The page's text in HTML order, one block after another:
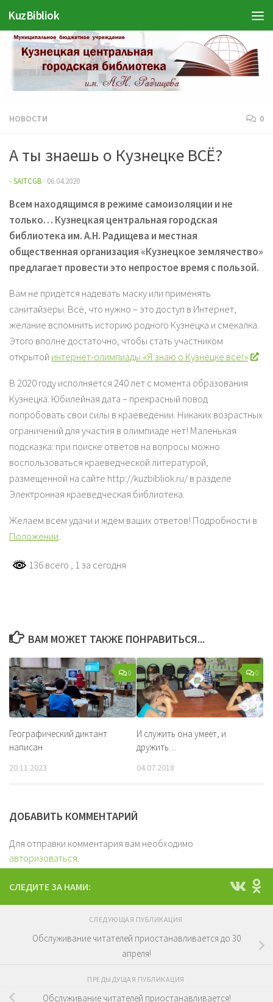
Перейти к содержимому
KuzBibliok
НОВОСТИ 0
А ты знаешь о Кузнецке ВСЁ?
-SAITCGB · 06.04.2020
Всем находящимся в режиме самоизоляции и не
только… Кузнецкая центральная городская
библиотека им. А.Н. Радищева и местная
общественная организация «Кузнецкое землячество»
предлагает провести это непростое время с пользой.
Вам не придётся надевать маску или применять
санитайзеры. Всё, что нужно – это доступ в Интернет,
желание вспомнить историю родного Кузнецка и смекалка.
Этого вполне достаточно, чтобы стать участником
открытой интернет-олимпиады «Я знаю о Кузнецке всё!» .
В 2020 году исполняется 240 лет с момента образования
Кузнецка. Юбилейная дата – прекрасный повод
попробовать свои силы в краеведении. Никаких возрастных
ограничений для участия в олимпиаде нет! Маленькая
подсказка: при поиске ответов на вопросы можно
воспользоваться краеведческой литературой,
размещенной на сайте http://kuzbibliok.ru/ в разделе
Электронная краеведческая библиотека.
Желаем всем удачи и ждём ваших ответов! Подробности в
Положении.
136 всего , 1 за сегодня
ВАМ МОЖЕТ ТАКЖЕ ПОНРАВИТЬСЯ...
0
Географический диктант
написан
20.11.2023
0
И служить она умеет, и
дружить…
04.07.2018
ДОБАВИТЬ КОММЕНТАРИЙ
Для отправки комментария вам необходимо
авторизоваться.
СЛЕДИТЕ ЗА НАМИ:
СЛЕДУЮЩАЯ ПУБЛИКАЦИЯ
Обслуживание читателей приостанавливается до 30
апреля!
ПРЕДЫДУЩАЯ ПУБЛИКАЦИЯ
Обслуживание читателей приостанавливается!